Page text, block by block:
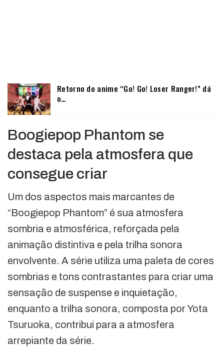
Retorno do anime “Go! Go! Loser Ranger!” dá
o…
Boogiepop Phantom se
destaca pela atmosfera que
consegue criar
Um dos aspectos mais marcantes de
“Boogiepop Phantom” é sua atmosfera
sombria e atmosférica, reforçada pela
animação distintiva e pela trilha sonora
envolvente. A série utiliza uma paleta de cores
sombrias e tons contrastantes para criar uma
sensação de suspense e inquietação,
enquanto a trilha sonora, composta por Yota
Tsuruoka, contribui para a atmosfera
arrepiante da série.